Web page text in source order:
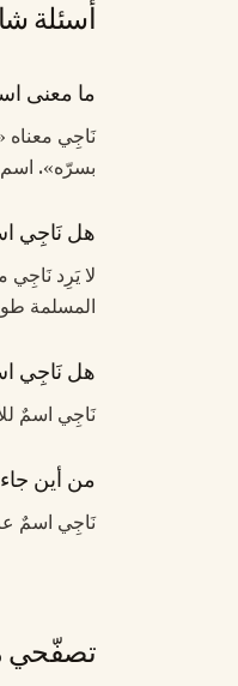
أسئلة
ما معنى
نَاجِي
بسرّه».
هل نَاجِي
لا يَرِد
المسلمة
هل نَاجِي
نَاجِي اسمٌ
من أين
نَاجِي اسمٌ
تصفّحي